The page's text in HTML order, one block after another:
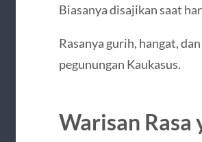
Biasanya disajikan saat
Rasanya gurih, hangat,
pegunungan Kaukasus.
Warisan Rasa